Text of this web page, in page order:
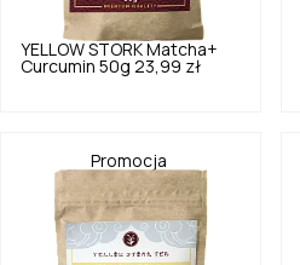
YELLOW STORK Matcha+
Curcumin 50g 23,99 zł
Promocja